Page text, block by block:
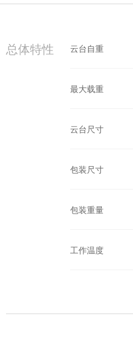
总体特性 云台自重
最大载重
云台尺寸
包装尺寸
包装重量
工作温度